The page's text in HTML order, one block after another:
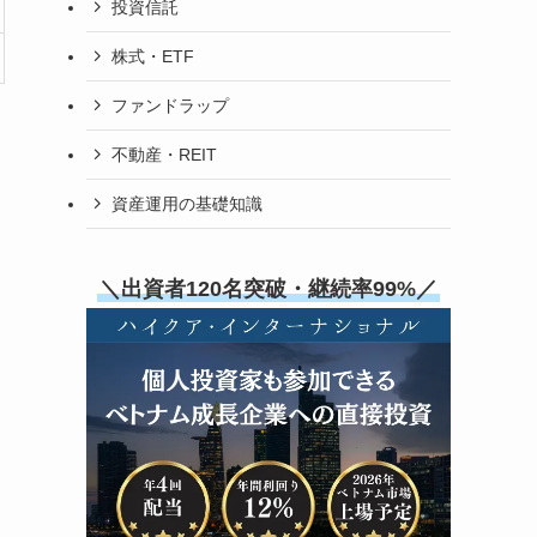
投資信託
株式・ETF
ファンドラップ
不動産・REIT
資産運用の基礎知識
＼出資者120名突破・継続率99%／